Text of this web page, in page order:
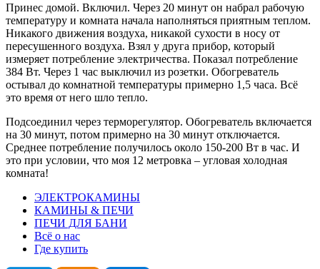
Принес домой. Включил. Через 20 минут он набрал рабочую
температуру и комната начала наполняться приятным теплом.
Никакого движения воздуха, никакой сухости в носу от
пересушенного воздуха. Взял у друга прибор, который
измеряет потребление электричества. Показал потребление
384 Вт. Через 1 час выключил из розетки. Обогреватель
остывал до комнатной температуры примерно 1,5 часа. Всё
это время от него шло тепло.
Подсоединил через терморегулятор. Обогреватель включается
на 30 минут, потом примерно на 30 минут отключается.
Среднее потребление получилось около 150-200 Вт в час. И
это при условии, что моя 12 метровка – угловая холодная
комната!
ЭЛЕКТРОКАМИНЫ
КАМИНЫ & ПЕЧИ
ПЕЧИ ДЛЯ БАНИ
Всё о нас
Где купить